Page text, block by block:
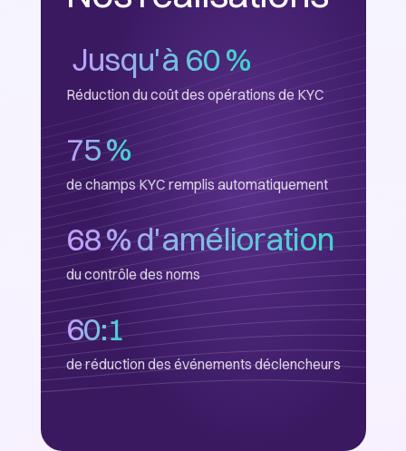
​ Jusqu'à 60 %
Réduction du coût des opérations de KYC
75 %
de champs KYC remplis automatiquement
68 % d'amélioration
du contrôle des noms
60:1
de réduction des événements déclencheurs